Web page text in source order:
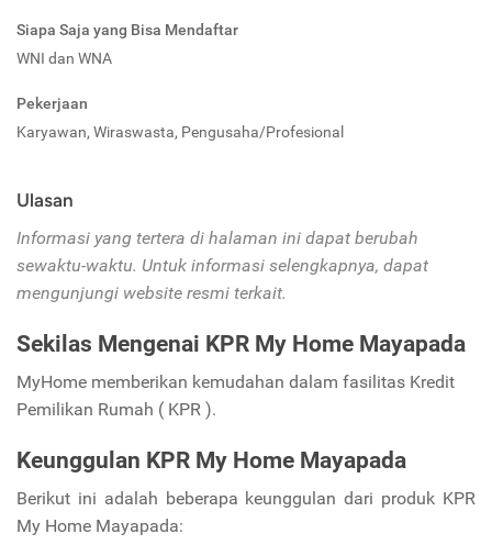
Siapa Saja yang Bisa Mendaftar
WNI dan WNA
Pekerjaan
Karyawan, Wiraswasta, Pengusaha/Profesional
Ulasan
Informasi yang tertera di halaman ini dapat berubah
sewaktu-waktu. Untuk informasi selengkapnya, dapat
mengunjungi website resmi terkait.
Sekilas Mengenai KPR My Home Mayapada
MyHome memberikan kemudahan dalam fasilitas Kredit
Pemilikan Rumah ( KPR ).
Keunggulan KPR My Home Mayapada
Berikut ini adalah beberapa keunggulan dari produk KPR
My Home Mayapada: